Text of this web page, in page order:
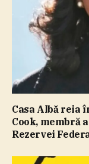
Casa Albă reia
Cook, membră
Rezervei